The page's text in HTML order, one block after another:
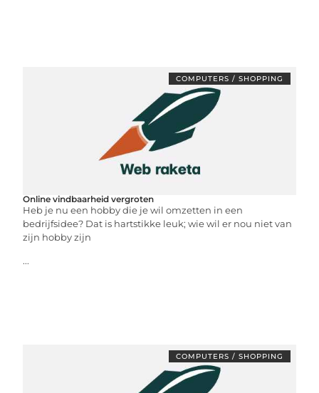
COMPUTERS / SHOPPING
Online vindbaarheid vergroten
Heb je nu een hobby die je wil omzetten in een
bedrijfsidee? Dat is hartstikke leuk; wie wil er nou niet van
zijn hobby zijn
...
COMPUTERS / SHOPPING